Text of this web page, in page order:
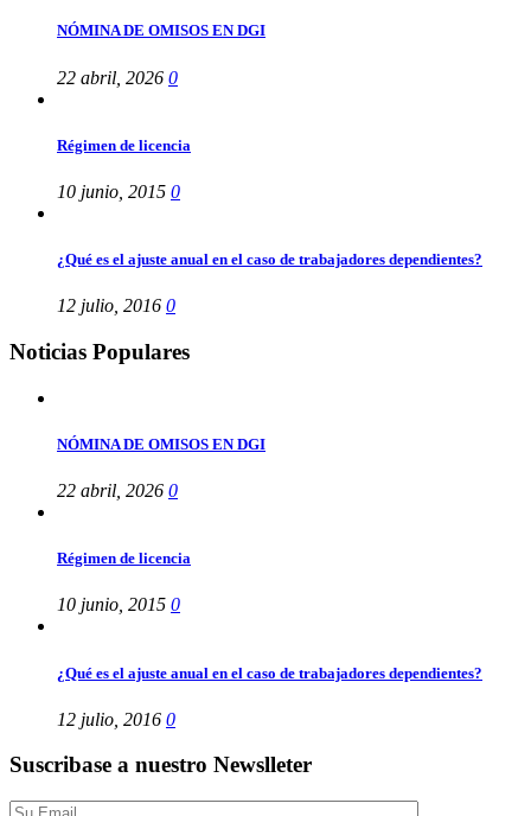
NÓMINA DE OMISOS EN DGI
22 abril, 2026 0
Régimen de licencia
10 junio, 2015 0
¿Qué es el ajuste anual en el caso de trabajadores dependientes?
12 julio, 2016 0
Noticias Populares
NÓMINA DE OMISOS EN DGI
22 abril, 2026 0
Régimen de licencia
10 junio, 2015 0
¿Qué es el ajuste anual en el caso de trabajadores dependientes?
12 julio, 2016 0
Suscribase a nuestro Newslleter